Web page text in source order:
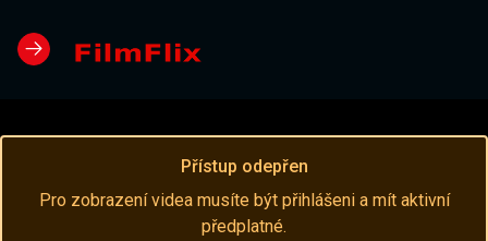
Přístup odepřen
Pro zobrazení videa musíte být přihlášeni a mít aktivní
předplatné.